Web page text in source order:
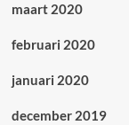
maart 2020
februari 2020
januari 2020
december 2019